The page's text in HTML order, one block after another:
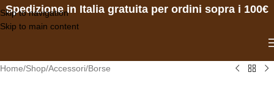
Skip to navigation
Skip to main content
Spedizione in Italia gratuita per ordini sopra i 100€
Home/Shop/Accessori/Borse